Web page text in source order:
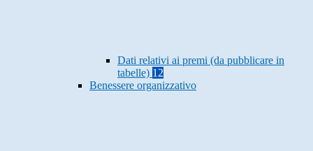
Dati relativi ai premi (da pubblicare in
tabelle) 12
Benessere organizzativo